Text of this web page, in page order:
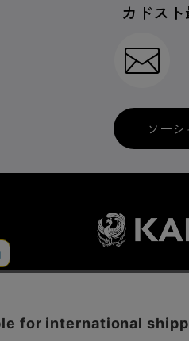
カドス
ソー
引法に関する表示
プライバシー